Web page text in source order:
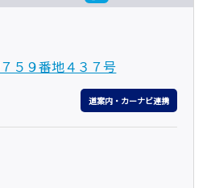
５９番地４３７号
道案内・カーナビ連携